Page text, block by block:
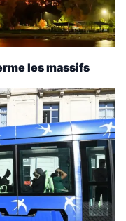
les massifs